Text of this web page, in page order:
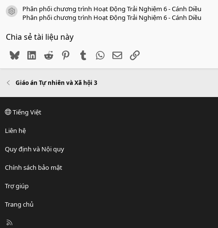
icon tài liệu
Phân phối chương trình Hoạt Động Trải Nghiệm 6 - Cánh Diều
Phân phối chương trình Hoạt Động Trải Nghiệm 6 - Cánh Diều
Chia sẻ tài liệu này
BlueskyLinkedIn
Reddit PinterestTumblr WhatsApp
EmailLink
Giáo án Tự nhiên và Xã hội 3
Tiếng Việt
Liên hệ
Quy định và Nội quy
Chính sách bảo mật
Trợ giúp
Trang chủ
R